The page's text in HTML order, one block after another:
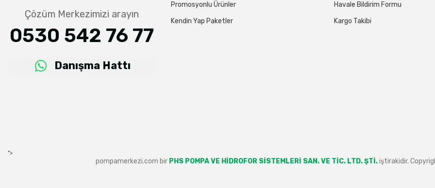
Çözüm Merkezimizi arayın
0530 542 76 77
Danışma Hattı
Promosyonlu Ürünler
Kendin Yap Paketler
Havale Bildirim Formu
Kargo Takibi
">
pompamerkezi.com bir PHS POMPA VE HİDROFOR SİSTEMLERİ SAN. VE TİC. LTD. ŞTİ.iştirakidir.